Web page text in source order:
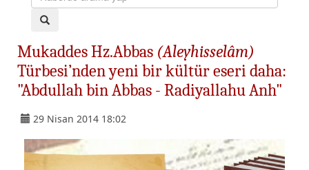
Mukaddes Hz.Abbas (Aleyhisselâm)
Türbesi’nden yeni bir kültür eseri daha:
"Abdullah bin Abbas - Radiyallahu Anh"
29 Nisan 2014 18:02